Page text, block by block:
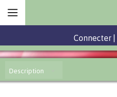
Connecter
Description